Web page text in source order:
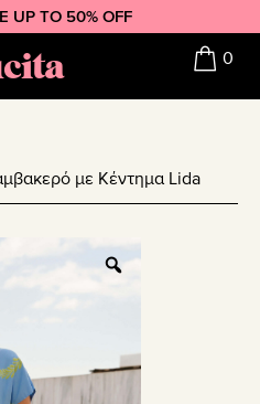
UP TO 50% OFF
0
με Κέντημα Lida